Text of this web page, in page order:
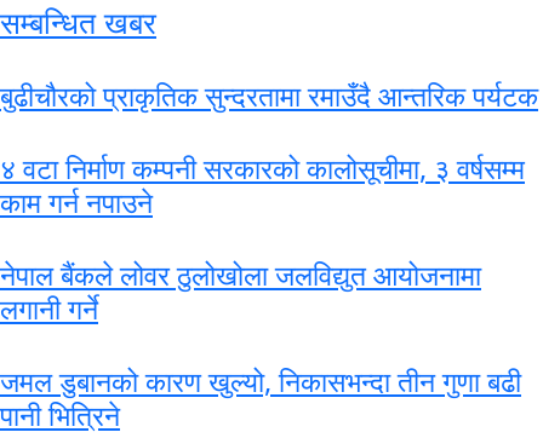
सम्बन्धित खबर
बुढीचौरको प्राकृतिक सुन्दरतामा रमाउँदै आन्तरिक पर्यटक
४ वटा निर्माण कम्पनी सरकारको कालोसूचीमा, ३ वर्षसम्म
काम गर्न नपाउने
नेपाल बैंकले लोवर ठुलोखोला जलविद्युत आयोजनामा
लगानी गर्ने
जमल डुबानको कारण खुल्यो, निकासभन्दा तीन गुणा बढी
पानी भित्रिने